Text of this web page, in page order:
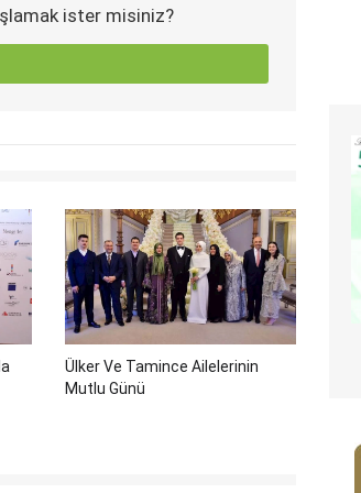
ister misiniz?
Ülker Ve Tamince Ailelerinin
Mutlu Günü